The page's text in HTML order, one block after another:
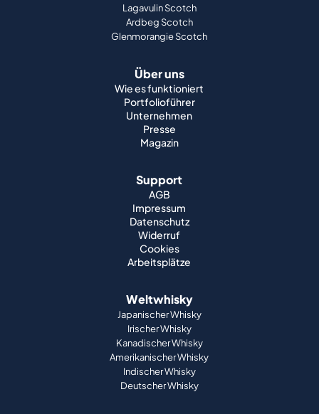
Lagavulin Scotch
Ardbeg Scotch
Glenmorangie Scotch
Über uns
Wie es funktioniert
Portfolioführer
Unternehmen
Presse
Magazin
Support
AGB
Impressum
Datenschutz
Widerruf
Cookies
Arbeitsplätze
Weltwhisky
Japanischer Whisky
Irischer Whisky
Kanadischer Whisky
Amerikanischer Whisky
Indischer Whisky
Deutscher Whisky